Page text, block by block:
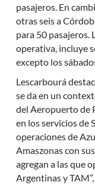
pasajeros. En
otras seis a
para 50 pasajeros.
operativa, incluye
excepto los
Lescarbourá
se da en un
del Aeropuerto de
en los servicios de
operaciones de
Amaszonas con
agregan a las que
Argentinas y